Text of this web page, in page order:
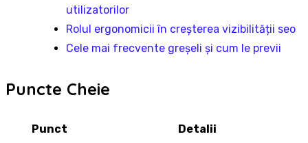
utilizatorilor
Rolul ergonomicii în creșterea vizibilității seo
Cele mai frecvente greșeli și cum le previi
Puncte Cheie
Punct
Detalii